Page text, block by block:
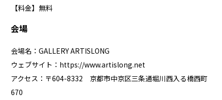
【料金】無料
会場
会場名：GALLERY ARTISLONG
ウェブサイト： https://www.artislong.net
アクセス：〒604-8332 京都市中京区三条通堀川西入る橋西町
670